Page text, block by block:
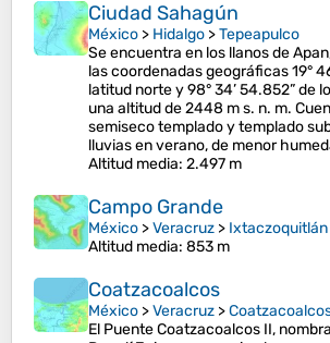
Ciudad Sahagún
México > Hidalgo >Tepeapulco
Se encuentra en los llanos de
las coordenadas geográficas 19°
latitud norte y 98° 34’ 54.852” de
una altitud de 2448 m s. n. m.​
semiseco templado y templado
lluvias en verano, de menor
Altitud media: 2.497 m
Campo Grande
México >Veracruz > Ixtaczoquitlán
Altitud media: 853 m
Coatzacoalcos
México >Veracruz >
El Puente Coatzacoalcos II,